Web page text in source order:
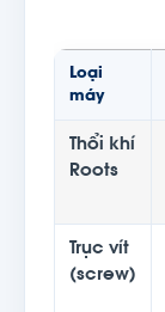
Loại
máy
Thổi khí
Roots
Trục vít
(screw)